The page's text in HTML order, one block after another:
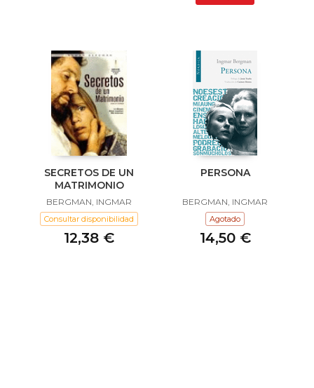
SECRETOS DE UN
MATRIMONIO
BERGMAN, INGMAR
Consultar disponibilidad
12,38 €
PERSONA
BERGMAN, INGMAR
Agotado
14,50 €